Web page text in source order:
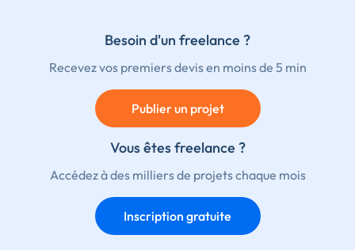
Besoin d'un freelance ?
Recevez vos premiers devis en moins de 5 min
Publier un projet
Vous êtes freelance ?
Accédez à des milliers de projets chaque mois
Inscription gratuite